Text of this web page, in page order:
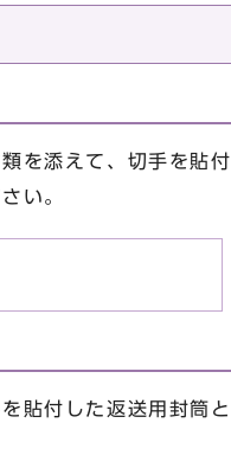
を添えて、切手を貼付
い。
貼付した返送用封筒と